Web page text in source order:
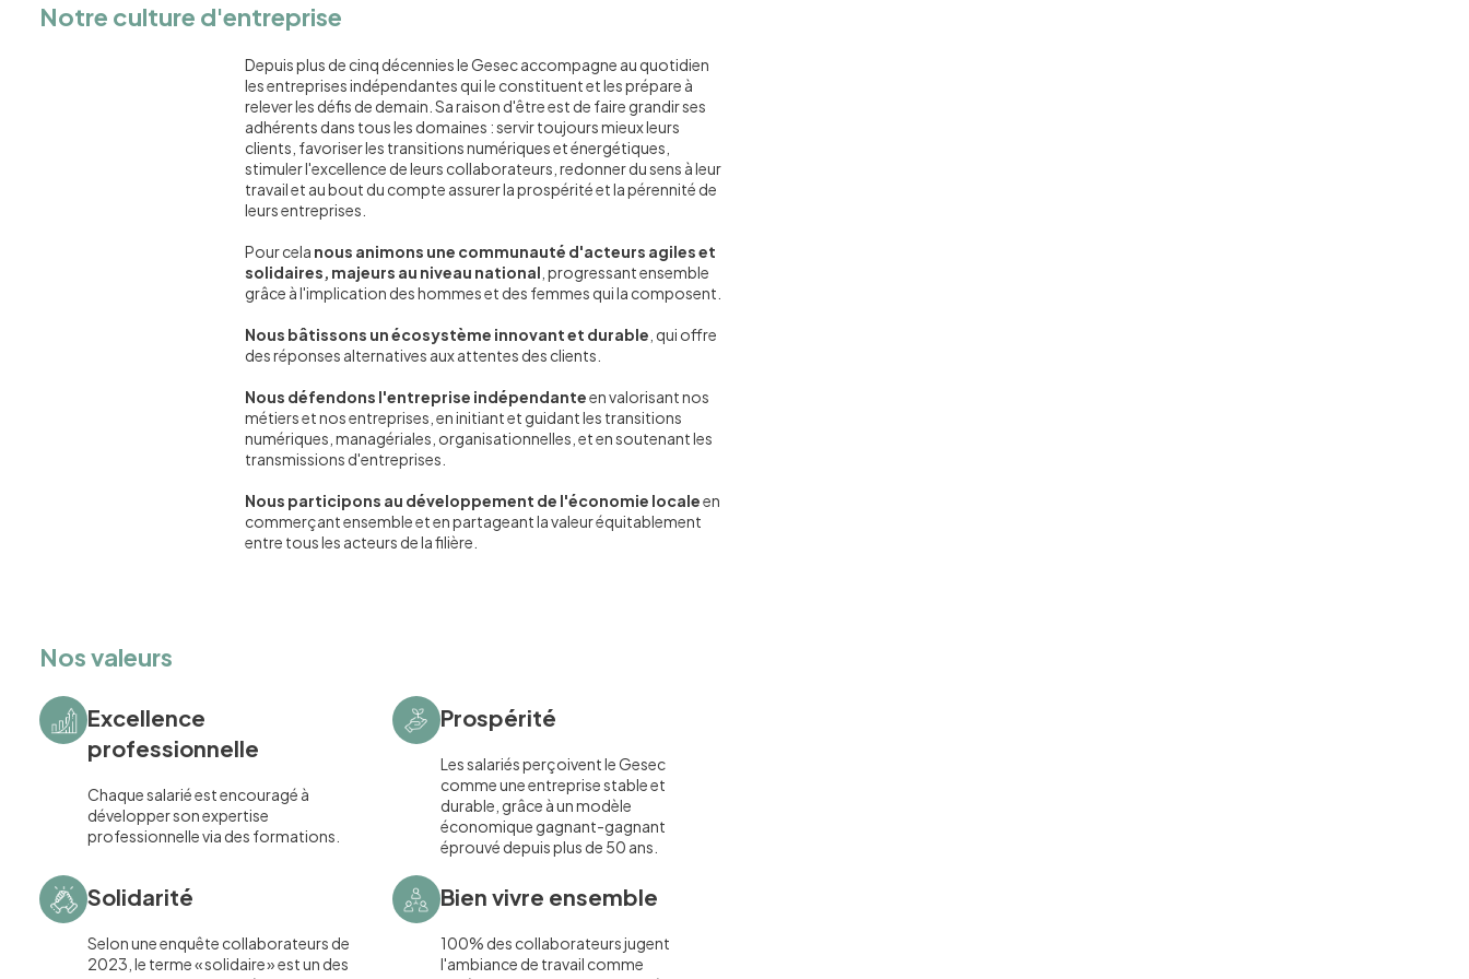
Notre culture d'entreprise
Depuis plus de cinq décennies le Gesec accompagne au quotidien
les entreprises indépendantes qui le constituent et les prépare à
relever les défis de demain. Sa raison d'être est de faire grandir ses
adhérents dans tous les domaines : servir toujours mieux leurs
clients, favoriser les transitions numériques et énergétiques,
stimuler l'excellence de leurs collaborateurs, redonner du sens à leur
travail et au bout du compte assurer la prospérité et la pérennité de
leurs entreprises.
Pour cela nous animons une communauté d'acteurs agiles et
solidaires, majeurs au niveau national , progressant ensemble
grâce à l'implication des hommes et des femmes qui la composent.
Nous bâtissons un écosystème innovant et durable , qui offre
des réponses alternatives aux attentes des clients.
Nous défendons l'entreprise indépendanteen valorisant nos
métiers et nos entreprises, en initiant et guidant les transitions
numériques, managériales, organisationnelles, et en soutenant les
transmissions d'entreprises.
Nous participons au développement de l'économie localeen
commerçant ensemble et en partageant la valeur équitablement
entre tous les acteurs de la filière.
Nos valeurs
Excellence
professionnelle
Chaque salarié est encouragé à
développer son expertise
professionnelle via des formations.
Prospérité
Les salariés perçoivent le Gesec
comme une entreprise stable et
durable, grâce à un modèle
économique gagnant-gagnant
éprouvé depuis plus de 50 ans.
Solidarité
Selon une enquête collaborateurs de
2023, le terme « solidaire » est un des
Bien vivre ensemble
100% des collaborateurs jugent
l'ambiance de travail comme